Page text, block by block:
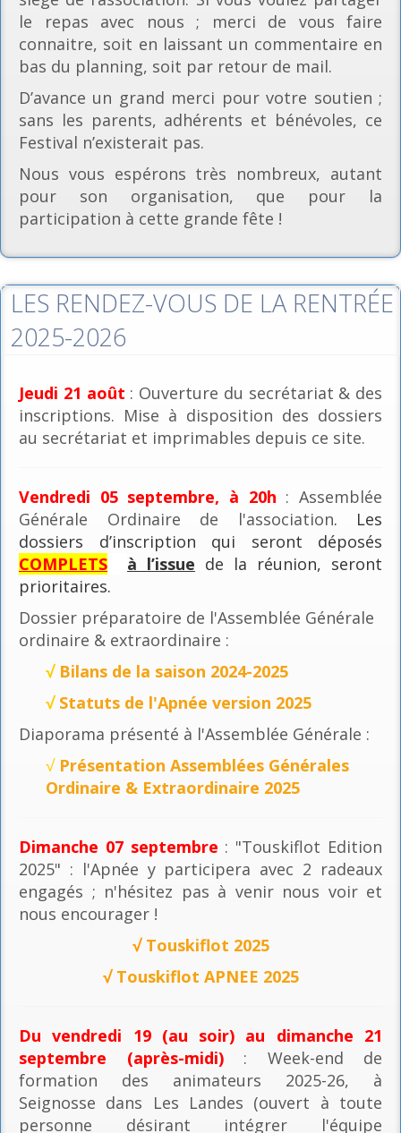
le repas avec nous ; merci de vous faire
connaitre, soit en laissant un commentaire en
bas du planning, soit par retour de mail.
D’avance un grand merci pour votre soutien ;
sans les parents, adhérents et bénévoles, ce
Festival n’existerait pas.
Nous vous espérons très nombreux, autant
pour son organisation, que pour la
participation à cette grande fête !
LES RENDEZ-VOUS DE LA RENTRÉE
2025-2026
Jeudi 21 août : Ouverture du secrétariat & des
inscriptions. Mise à disposition des dossiers
au secrétariat et imprimables depuis ce site.
Vendredi 05 septembre, à 20h : Assemblée
Générale Ordinaire de l'association. Les
dossiers d’inscription qui seront déposés
COMPLETS
à l’issue de la réunion, seront
prioritaires.
Dossier préparatoire de l'Assemblée Générale
ordinaire & extraordinaire :
√ Bilans de la saison 2024-2025
√ Statuts de l'Apnée version 2025
Diaporama présenté à l'Assemblée Générale :
√ Présentation Assemblées Générales
Ordinaire & Extraordinaire 2025
Dimanche 07 septembre : "Touskiflot Edition
2025" : l'Apnée y participera avec 2 radeaux
engagés ; n'hésitez pas à venir nous voir et
nous encourager !
√ Touskiflot 2025
√ Touskiflot APNEE 2025
Du vendredi 19 (au soir) au dimanche 21
septembre (après-midi): Week-end de
formation des animateurs 2025-26, à
Seignosse dans Les Landes (ouvert à toute
personne désirant intégrer l'équipe